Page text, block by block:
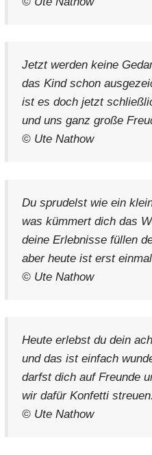
Jetzt werden keine
das Kind schon
ist es doch jetzt
und uns ganz große
© Ute Nathow
Du sprudelst wie ein
was kümmert dich das
deine Erlebnisse füllen
aber heute ist erst
© Ute Nathow
Heute erlebst du dein
und das ist einfach
darfst dich auf Freunde
wir dafür Konfetti streuen.
© Ute Nathow